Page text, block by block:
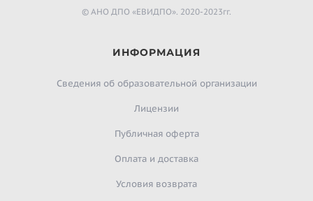
© АНО ДПО «ЕВИДПО». 2020-2023гг.
ИНФОРМАЦИЯ
Сведения об образовательной организации
Лицензии
Публичная оферта
Оплата и доставка
Условия возврата